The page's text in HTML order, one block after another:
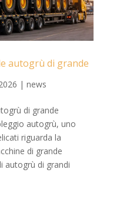
autogrù di grande
| news
di grande
autogrù, uno
riguarda la
di grande
autogrù di grandi